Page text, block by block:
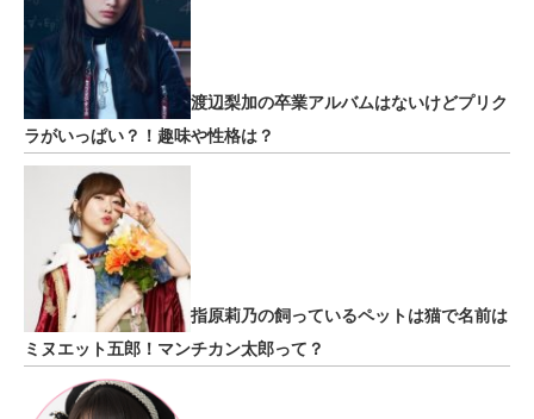
渡辺梨加の卒業アルバムはないけどプリク
ラがいっぱい？！趣味や性格は？
指原莉乃の飼っているペットは猫で名前は
ミヌエット五郎！マンチカン太郎って？